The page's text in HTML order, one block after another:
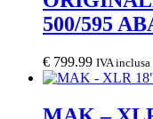
500/595
€ 799.99 IVA inclusa